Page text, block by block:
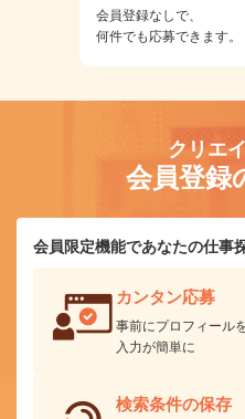
会員登録なしで、
何件でも応募できます。
クリエ
会員登録
会員限定機能であなたの仕事
カンタン応募
事前にプロフィール
入力が簡単に
検索条件の保存